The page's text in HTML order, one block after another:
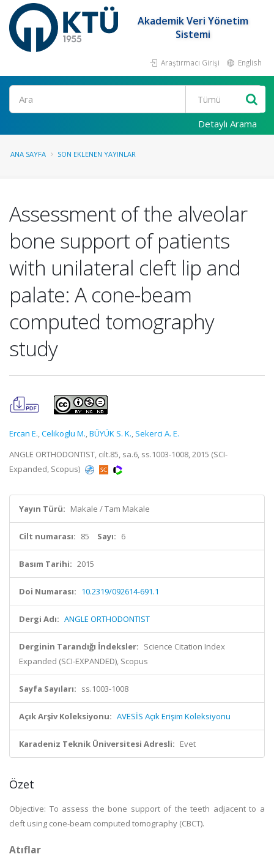
Akademik Veri Yönetim
Sistemi
Araştırmacı Girişi English
Ara
Detaylı Arama
ANA SAYFA SON EKLENEN YAYINLAR
Assessment of the alveolar
bone support of patients
with unilateral cleft lip and
palate: A cone-beam
computed tomography
study
Ercan E.,Celikoglu M.,BÜYÜK S. K., Sekerci A. E.
ANGLE ORTHODONTIST, cilt.85, sa.6, ss.1003-1008, 2015 (SCI-
Expanded, Scopus)
Yayın Türü: Makale / Tam Makale
Cilt numarası: 85 Sayı: 6
Basım Tarihi: 2015
Doi Numarası: 10.2319/092614-691.1
Dergi Adı: ANGLE ORTHODONTIST
Derginin Tarandığı İndeksler: Science Citation Index
Expanded (SCI-EXPANDED), Scopus
Sayfa Sayıları: ss.1003-1008
Açık Arşiv Koleksiyonu: AVESİS Açık Erişim Koleksiyonu
Karadeniz Teknik Üniversitesi Adresli: Evet
Özet
Objective: To assess the bone support of the teeth adjacent to a
cleft using cone-beam computed tomography (CBCT).
Atıflar